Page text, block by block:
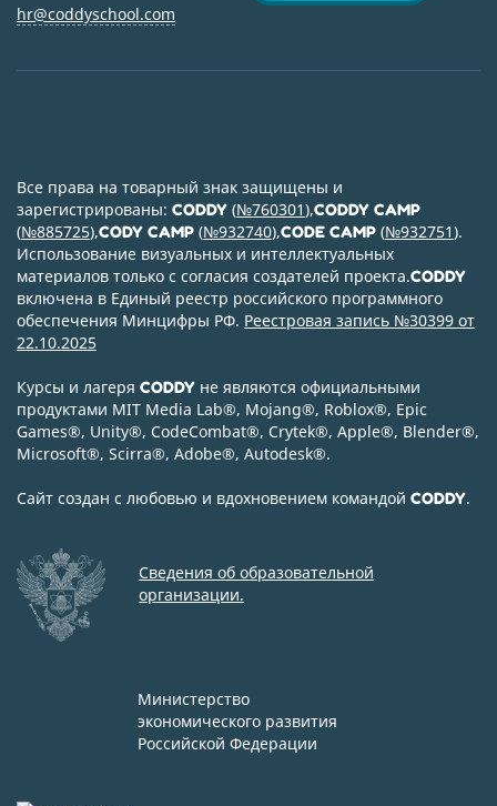
hr@coddyschool.com
Все права на товарный знак защищены и
зарегистрированы: CODDY (№760301),CODDY CAMP
(№885725),CODY CAMP (№932740),CODE CAMP (№932751).
Использование визуальных и интеллектуальных
материалов только с согласия создателей проекта.CODDY
включена в Единый реестр российского программного
обеспечения Минцифры РФ. Реестровая запись №30399 от
22.10.2025
Курсы и лагеря CODDY не являются официальными
продуктами MIT Media Lab®, Mojang®, Roblox®, Epic
Games®, Unity®, CodeСombat®, Crytek®, Apple®, Blender®,
Microsoft®, Scirra®, Adobe®, Autodesk®.
Сайт создан с любовью и вдохновением командой CODDY.
Сведения об образовательной
организации.
Министерство
экономического развития
Российской Федерации